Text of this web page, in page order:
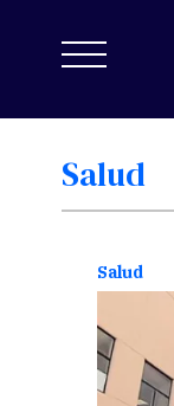
Salud
Salud